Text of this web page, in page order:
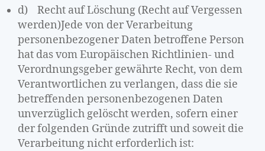
d) Recht auf Löschung (Recht auf Vergessen
werden)Jede von der Verarbeitung
personenbezogener Daten betroffene Person
hat das vom Europäischen Richtlinien- und
Verordnungsgeber gewährte Recht, von dem
Verantwortlichen zu verlangen, dass die sie
betreffenden personenbezogenen Daten
unverzüglich gelöscht werden, sofern einer
der folgenden Gründe zutrifft und soweit die
Verarbeitung nicht erforderlich ist: